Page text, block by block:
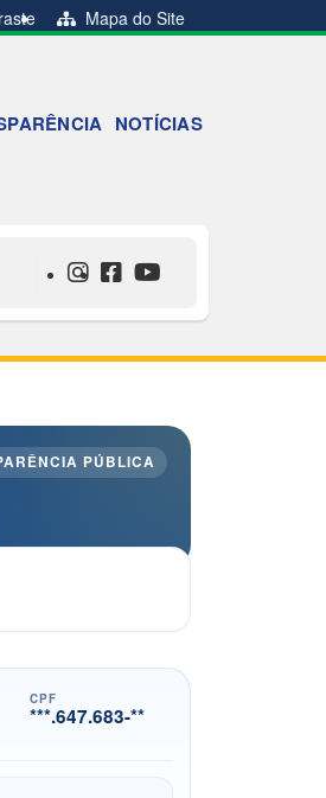
Mapa do Site
NOTÍCIAS
PÚBLICA
CPF
***.647.683-**